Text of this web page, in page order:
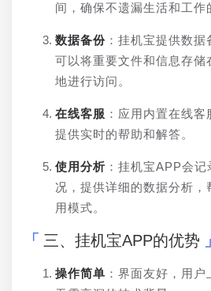
间，确保不遗漏生活和工作
数据备份 ：挂机宝提供数
可以将重要文件和信息存储
地进行访问。
在线客服 ：应用内置在线
提供实时的帮助和解答。
使用分析 ：挂机宝APP会
况，提供详细的数据分析，
用模式。
三、挂机宝APP的优势
操作简单 ：界面友好，用户